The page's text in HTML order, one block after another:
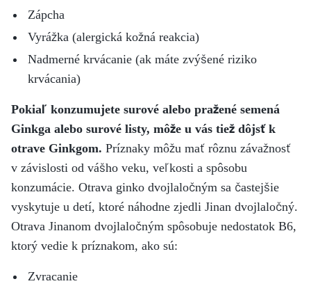
Zápcha
Vyrážka (alergická kožná reakcia)
Nadmerné krvácanie (ak máte zvýšené riziko
krvácania)
Pokiaľ konzumujete surové alebo pražené semená
Ginkga alebo surové listy, môže u vás tiež dôjsť k
otrave Ginkgom. Príznaky môžu mať rôznu závažnosť
v závislosti od vášho veku, veľkosti a spôsobu
konzumácie. Otrava ginko dvojlaločným sa častejšie
vyskytuje u detí, ktoré náhodne zjedli Jinan dvojlaločný.
Otrava Jinanom dvojlaločným spôsobuje nedostatok B6,
ktorý vedie k príznakom, ako sú:
Zvracanie